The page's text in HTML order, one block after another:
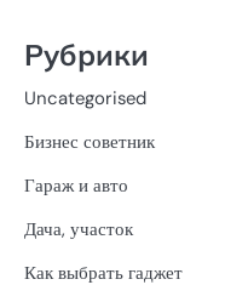
Рубрики
Uncategorised
Бизнес советник
Гараж и авто
Дача, участок
Как выбрать гаджет